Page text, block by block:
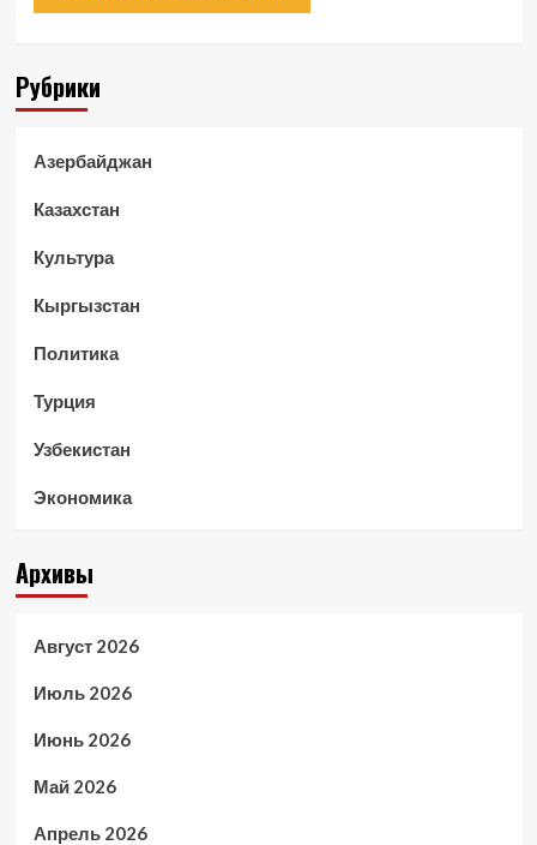
Рубрики
Азербайджан
Казахстан
Культура
Кыргызстан
Политика
Турция
Узбекистан
Экономика
Архивы
Август 2026
Июль 2026
Июнь 2026
Май 2026
Апрель 2026